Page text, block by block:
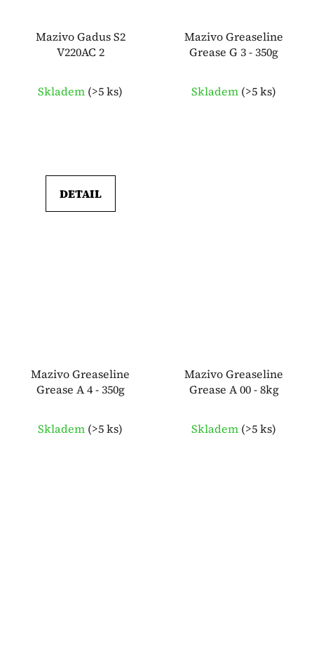
Mazivo Gadus S2
V220AC 2
Skladem (>5 ks)
DETAIL
Mazivo Greaseline
Grease G 3 - 350g
Skladem (>5 ks)
Mazivo Greaseline
Grease A 4 - 350g
Skladem (>5 ks)
Mazivo Greaseline
Grease A 00 - 8kg
Skladem (>5 ks)